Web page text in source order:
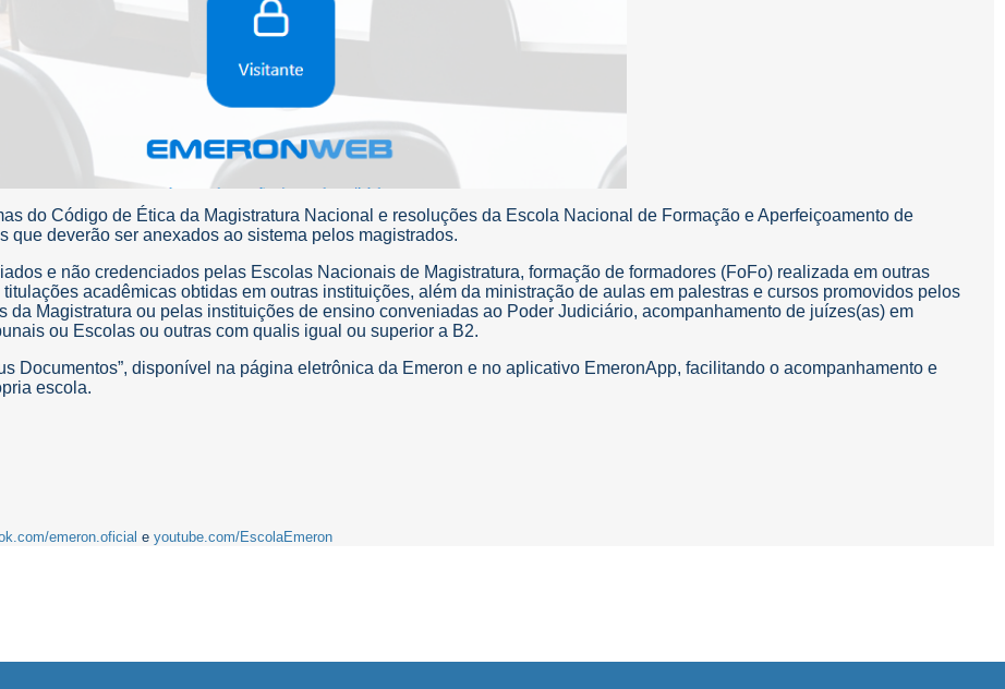
do Código de Ética da Magistratura Nacional e resoluções da Escola Nacional de Formação e Aperfeiçoamento de
que deverão ser anexados ao sistema pelos magistrados.
e não credenciados pelas Escolas Nacionais de Magistratura, formação de formadores (FoFo) realizada em outras
acadêmicas obtidas em outras instituições, além da ministração de aulas em palestras e cursos promovidos pelos
Magistratura ou pelas instituições de ensino conveniadas ao Poder Judiciário, acompanhamento de juízes(as) em
ou Escolas ou outras com qualis igual ou superior a B2.
Documentos”, disponível na página eletrônica da Emeron e no aplicativo EmeronApp, facilitando o acompanhamento e
escola.
emeron.oficial e youtube.com/EscolaEmeron